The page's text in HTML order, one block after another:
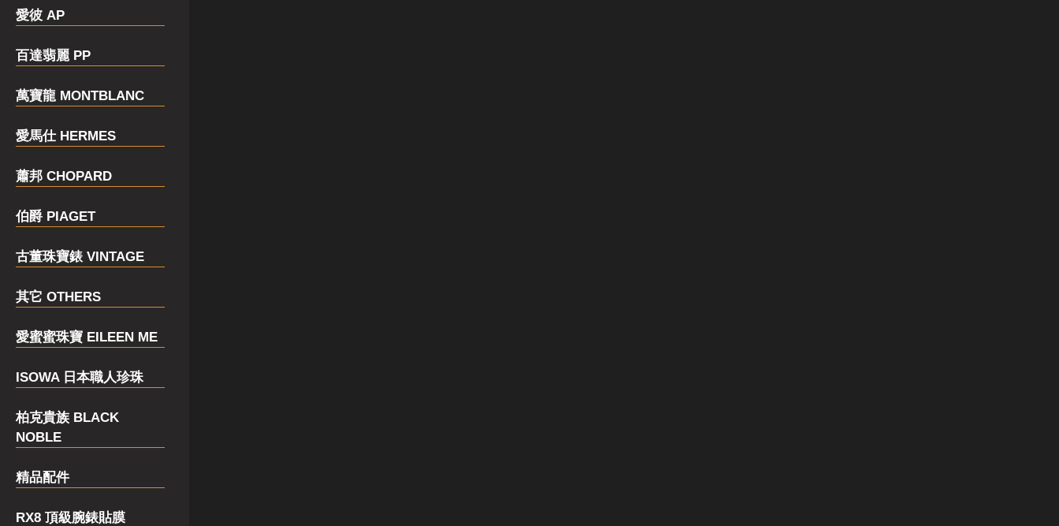
愛彼 AP
百達翡麗 PP
萬寶龍 MONTBLANC
愛馬仕 HERMES
蕭邦 CHOPARD
伯爵 PIAGET
古董珠寶錶 VINTAGE
其它 OTHERS
愛蜜蜜珠寶 EILEEN ME
ISOWA 日本職人珍珠
柏克貴族 BLACK
NOBLE
精品配件
RX8 頂級腕錶貼膜